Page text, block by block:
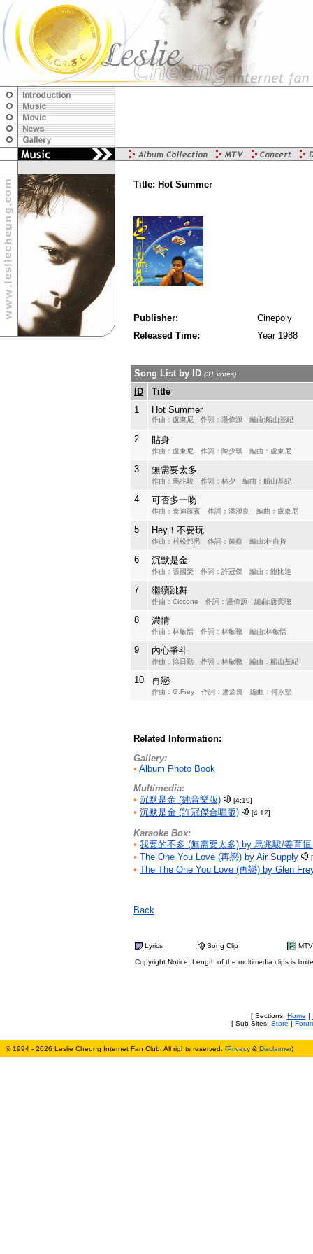
Title: Hot Summer
Publisher:
Cinepoly
Released Time:
Year 1988
Song List by ID (31 votes)
ID
Title
1
Hot Summer
作曲：盧東尼 作詞：潘偉源 編曲:船山基紀
2 貼身
作曲：盧東尼 作詞：陳少琪 編曲：盧東尼
3 無需要太多
作曲：馬兆駿 作詞：林夕 編曲：船山基紀
4 可否多一吻
作曲：泰迪羅賓 作詞：潘源良 編曲：盧東尼
5 Hey！不要玩
作曲：村松邦男 作詞：茵蔡 編曲:杜自持
6 沉默是金
作曲：張國榮 作詞：許冠傑 編曲：鮑比達
7 繼續跳舞
作曲：Ciccone 作詞：潘偉源 編曲:唐奕聰
8 濃情
作曲：林敏恬 作詞：林敏聰 編曲:林敏恬
9 內心爭斗
作曲：徐日勤 作詞：林敏聰 編曲：船山基紀
10 再戀
作曲：G.Frey 作詞：潘源良 編曲：何永堅
Related Information:
Gallery:
• Album Photo Book
Multimedia:
• 沉默是金 (純音樂版) [4:19]
• 沉默是金 (許冠傑合唱版) [4:12]
Karaoke Box:
• 我要的不多 (無需要太多) by 馬兆駿/姜育
• The One You Love (再戀) by Air Supply
• The The One You Love (再戀) by Glen
Back
Lyrics Song Clip MTV
Copyright Notice: Length of the multimedia clips is
[ Sections: Home |
[ Sub Sites: Store |
© 1994 - 2026 Leslie Cheung Internet Fan Club. All rights reserved. (Privacy & Disclaimer)